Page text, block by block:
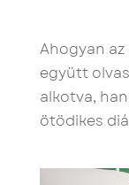
Ahogyan
együtt
alkotva,
ötödikes